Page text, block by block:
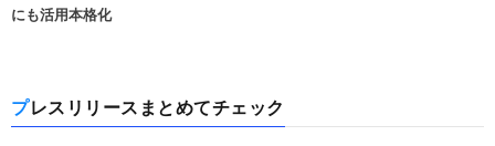
にも活用本格化
プレスリリースまとめてチェック